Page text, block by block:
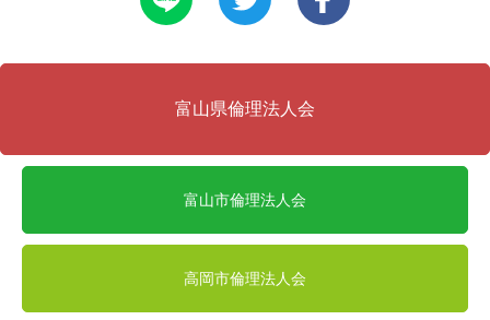
富山県倫理法人会
富山市倫理法人会
高岡市倫理法人会